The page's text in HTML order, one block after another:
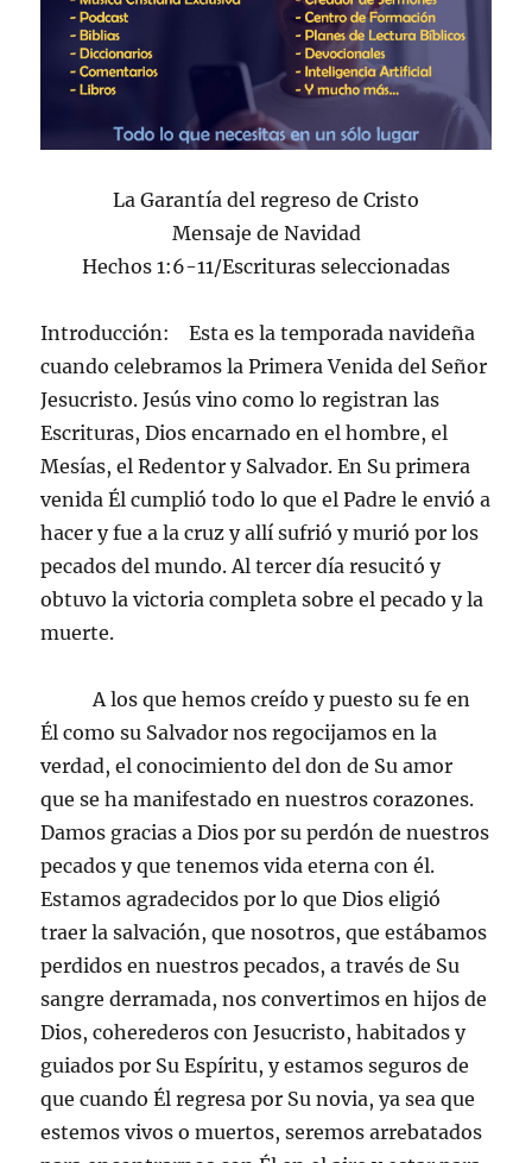
La Garantía del regreso de Cristo
Mensaje de Navidad
Hechos 1:6-11/Escrituras seleccionadas
Introducción: Esta es la temporada navideña
cuando celebramos la Primera Venida del Señor
Jesucristo. Jesús vino como lo registran las
Escrituras, Dios encarnado en el hombre, el
Mesías, el Redentor y Salvador. En Su primera
venida Él cumplió todo lo que el Padre le envió a
hacer y fue a la cruz y allí sufrió y murió por los
pecados del mundo. Al tercer día resucitó y
obtuvo la victoria completa sobre el pecado y la
muerte.
A los que hemos creído y puesto su fe en
Él como su Salvador nos regocijamos en la
verdad, el conocimiento del don de Su amor
que se ha manifestado en nuestros corazones.
Damos gracias a Dios por su perdón de nuestros
pecados y que tenemos vida eterna con él.
Estamos agradecidos por lo que Dios eligió
traer la salvación, que nosotros, que estábamos
perdidos en nuestros pecados, a través de Su
sangre derramada, nos convertimos en hijos de
Dios, coherederos con Jesucristo, habitados y
guiados por Su Espíritu, y estamos seguros de
que cuando Él regresa por Su novia, ya sea que
estemos vivos o muertos, seremos arrebatados